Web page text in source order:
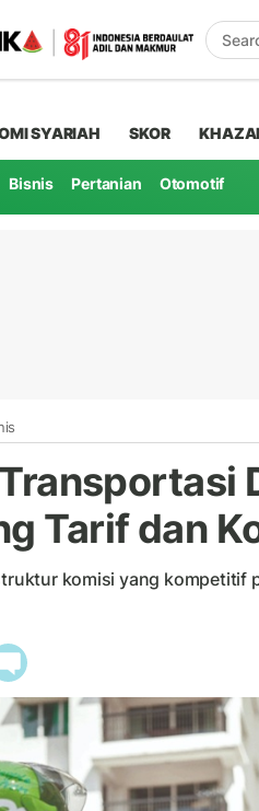
SYARIAH SKOR
Bisnis Pertanian Otomotif
Tarif dan
komisi yang kompetitif